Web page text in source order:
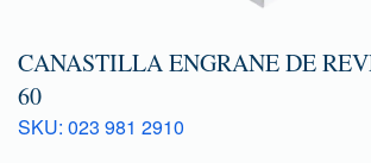
CANASTILLA ENGRANE DE
60
SKU: 023 981 2910